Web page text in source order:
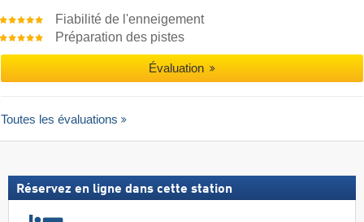
Fiabilité de l'enneigement
Préparation des pistes
Évaluation
Toutes les évaluations
Réservez en ligne dans cette station